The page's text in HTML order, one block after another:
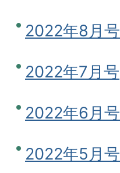
2022年8月号
2022年7月号
2022年6月号
2022年5月号